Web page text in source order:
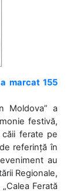
marcat 155
Moldova” a
festivă,
ferate pe
referință în
au
Regionale,
Ferată